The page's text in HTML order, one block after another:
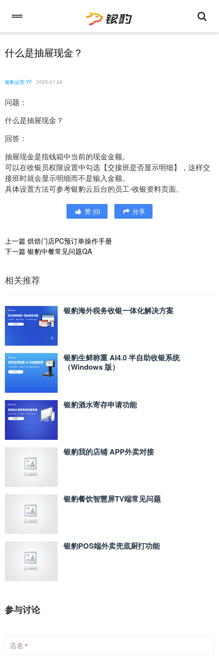
什么是抽屉现金？
银豹运营-YF 2025-07-28
问题：
什么是抽屉现金？
回答：
抽屉现金是指钱箱中当前的现金金额。
可以在收银员权限设置中勾选【交接班是否显示明细】，这样交
接班时就会显示明细而不是输入金额。
具体设置方法可参考银豹云后台的员工-收银资料页面。
赞 (0) 分享
上一篇 烘焙门店PC预订单操作手册
下一篇 银豹中餐常见问题QA
相关推荐
银豹海外税务收银一体化解决方案
银豹生鲜称重 AI4.0 半自助收银系统
（Windows 版）
银豹酒水寄存申请功能
银豹我的店铺 APP外卖对接
银豹餐饮智慧屏TV端常见问题
银豹POS端外卖兜底厨打功能
参与讨论
店名 *